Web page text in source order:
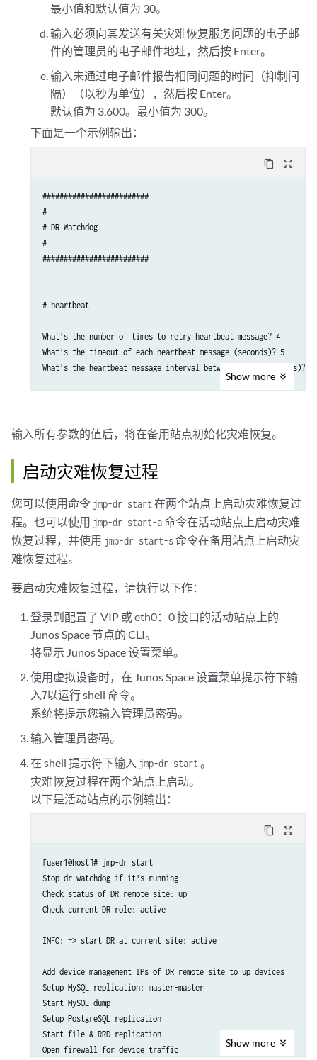
最小值和默认值为 30。
输入必须向其发送有关灾难恢复服务问题的电子邮
件的管理员的电子邮件地址，然后按 Enter。
输入未通过电子邮件报告相同问题的时间（抑制间
隔）（以秒为单位），然后按 Enter。
默认值为 3,600。最小值为 300。
下面是一个示例输出：
content_copy zoom_out_map
#########################
#
# DR Watchdog
#
#########################
# heartbeat
What's the number of times to retry heartbeat message? 4
What's the timeout of each heartbeat message (seconds)? 5
What's the heartbeat message interval between sites (seconds)?
What's the contact email address of service issues?
Check status of DR remote site: up
Load /var/cache/jmp-geo/incoming/init.properties
Modify firewall for DR remote IPs
Configure NTP
Sync jmp-geo group
Configure MySQL database
Show more
输入所有参数的值后，将在备用站点初始化灾难恢复。
启动灾难恢复过程
您可以使用命令 jmp-dr start在两个站点上启动灾难恢复过
程。也可以使用 jmp-dr start-a命令在活动站点上启动灾难
恢复过程，并使用 jmp-dr start-s命令在备用站点上启动灾
难恢复过程。
要启动灾难恢复过程，请执行以下作：
登录到配置了 VIP 或 eth0：0 接口的活动站点上的
Junos Space 节点的 CLI。
将显示 Junos Space 设置菜单。
使用虚拟设备时，在 Junos Space 设置菜单提示符下输
入7以运行 shell 命令。
系统将提示您输入管理员密码。
输入管理员密码。
在 shell 提示符下输入 jmp-dr start。
灾难恢复过程在两个站点上启动。
以下是活动站点的示例输出：
content_copy zoom_out_map
[user1@host]# jmp-dr start
Stop dr-watchdog if it's running
Check status of DR remote site: up
Check current DR role: active
INFO: => start DR at current site: active
Add device management IPs of DR remote site to up
Setup MySQL replication: master-master
Start MySQL dump
Setup PostgreSQL replication
Start file & RRD replication
Open firewall for device traffic
Show more